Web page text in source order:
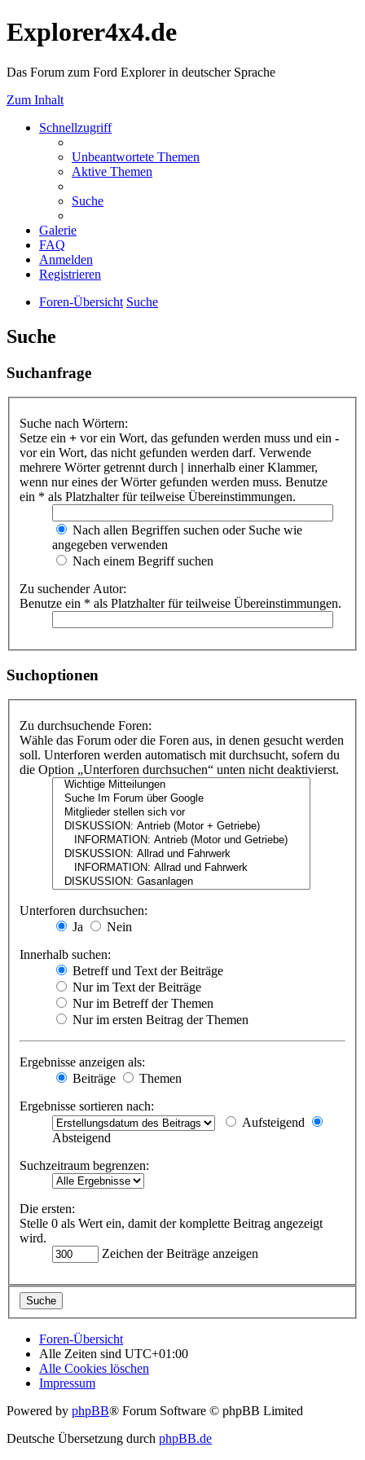
Explorer4x4.de
Das Forum zum Ford Explorer in deutscher Sprache
Zum Inhalt
Schnellzugriff
Unbeantwortete Themen
Aktive Themen
Suche
Galerie
FAQ
Anmelden
Registrieren
Foren-Übersicht Suche
Suche
Suchanfrage
Suche nach Wörtern:
Setze ein + vor ein Wort, das gefunden werden muss und ein -
vor ein Wort, das nicht gefunden werden darf. Verwende
mehrere Wörter getrennt durch | innerhalb einer Klammer,
wenn nur eines der Wörter gefunden werden muss. Benutze
ein * als Platzhalter für teilweise Übereinstimmungen.
Nach allen Begriffen suchen oder Suche wie
angegeben verwenden
Nach einem Begriff suchen
Zu suchender Autor:
Benutze ein * als Platzhalter für teilweise Übereinstimmungen.
Suchoptionen
Zu durchsuchende Foren:
Wähle das Forum oder die Foren aus, in denen gesucht werden
soll. Unterforen werden automatisch mit durchsucht, sofern du
die Option „Unterforen durchsuchen“ unten nicht deaktivierst.
Unterforen durchsuchen:
Ja
Nein
Innerhalb suchen:
Betreff und Text der Beiträge
Nur im Text der Beiträge
Nur im Betreff der Themen
Nur im ersten Beitrag der Themen
Ergebnisse anzeigen als:
Beiträge
Themen
Ergebnisse sortieren nach:
Aufsteigend
Absteigend
Suchzeitraum begrenzen:
Die ersten:
Stelle 0 als Wert ein, damit der komplette Beitrag angezeigt
wird.
Zeichen der Beiträge anzeigen
Foren-Übersicht
Alle Zeiten sind UTC+01:00
Alle Cookies löschen
Impressum
Powered by phpBB® Forum Software © phpBB Limited
Deutsche Übersetzung durch phpBB.de